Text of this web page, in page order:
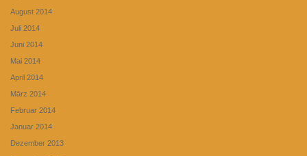
August 2014
Juli 2014
Juni 2014
Mai 2014
April 2014
März 2014
Februar 2014
Januar 2014
Dezember 2013